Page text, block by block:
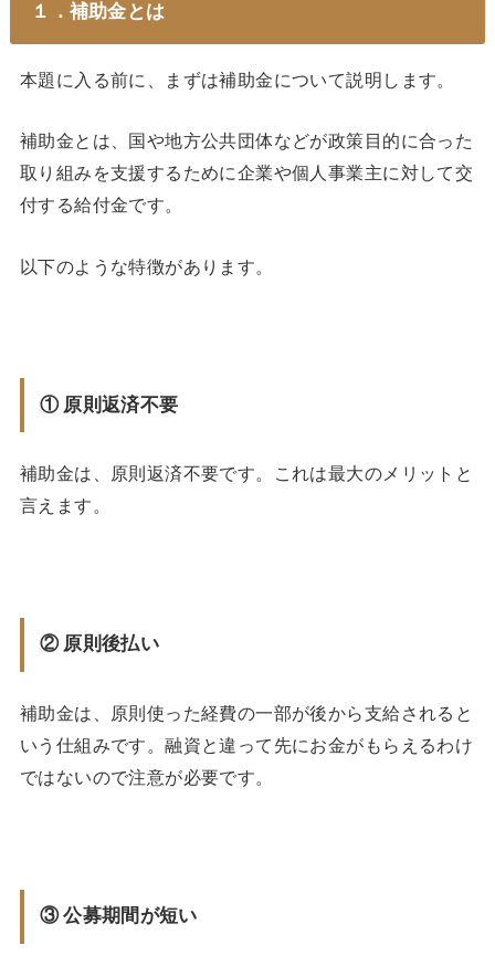
１．補助金とは
本題に入る前に、まずは補助金について説明します。
補助金とは、国や地方公共団体などが政策目的に合った
取り組みを支援するために企業や個人事業主に対して交
付する給付金です。
以下のような特徴があります。
① 原則返済不要
補助金は、原則返済不要です。これは最大のメリットと
言えます。
② 原則後払い
補助金は、原則使った経費の一部が後から支給されると
いう仕組みです。融資と違って先にお金がもらえるわけ
ではないので注意が必要です。
③ 公募期間が短い